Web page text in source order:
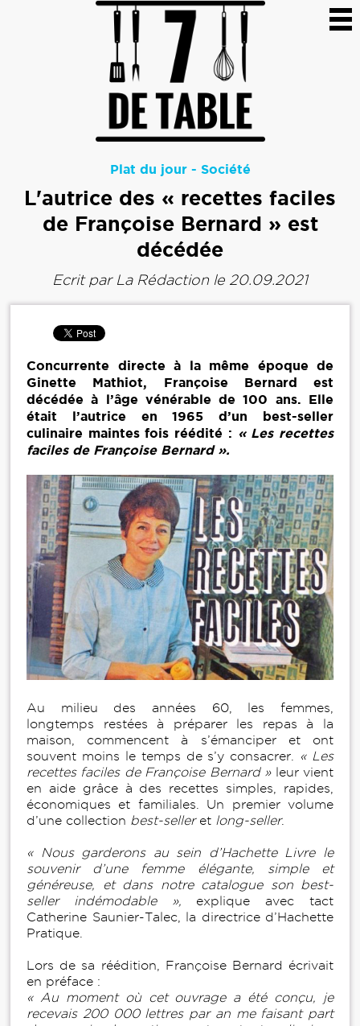
Plat du jour- Société
L'autrice des « recettes faciles
de Françoise Bernard » est
décédée
Ecrit par La Rédaction le 20.09.2021
Concurrente directe à la même époque de
Ginette Mathiot, Françoise Bernard est
décédée à l’âge vénérable de 100 ans. Elle
était l’autrice en 1965 d’un best-seller
culinaire maintes fois réédité : « Les recettes
faciles de Françoise Bernard ».
Au milieu des années 60, les femmes,
longtemps restées à préparer les repas à la
maison, commencent à s’émanciper et ont
souvent moins le temps de s’y consacrer.
« Les
recettes faciles de Françoise Bernard » leur vient
en aide grâce à des recettes simples, rapides,
économiques et familiales. Un premier volume
d’une collection best-selleret long-seller.
« Nous garderons au sein d’Hachette Livre le
souvenir d’une femme élégante, simple et
généreuse, et dans notre catalogue son best-
seller indémodable », explique avec tact
Catherine Saunier-Talec, la directrice d’Hachette
Pratique.
Lors de sa réédition, Françoise Bernard écrivait
en préface :
« Au moment où cet ouvrage a été conçu, je
recevais 200 000 lettres par an me faisant part